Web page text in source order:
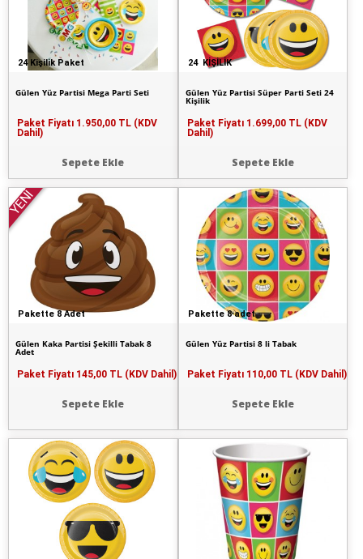
24 Kişilik Paket
Gülen Yüz Partisi Mega Parti Seti
Paket Fiyatı 1.950,00 TL (KDV
Dahil)
Sepete Ekle
24 KİŞİLİK
Gülen Yüz Partisi Süper Parti Seti 24
Kişilik
Paket Fiyatı 1.699,00 TL (KDV
Dahil)
Sepete Ekle
Pakette 8 Adet
YENİ
Gülen Kaka Partisi Şekilli Tabak 8
Adet
Paket Fiyatı 145,00 TL (KDV Dahil)
Sepete Ekle
Pakette 8 adet
Gülen Yüz Partisi 8 li Tabak
Paket Fiyatı 110,00 TL (KDV Dahil)
Sepete Ekle